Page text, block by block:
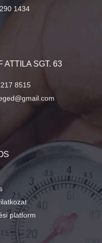
1434
ATTILA SGT. 63
8515
platform